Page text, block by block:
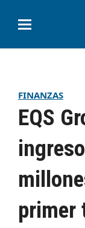
FINANZAS
EQS
primer